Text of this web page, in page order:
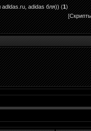
adidas бля)) (1)
[